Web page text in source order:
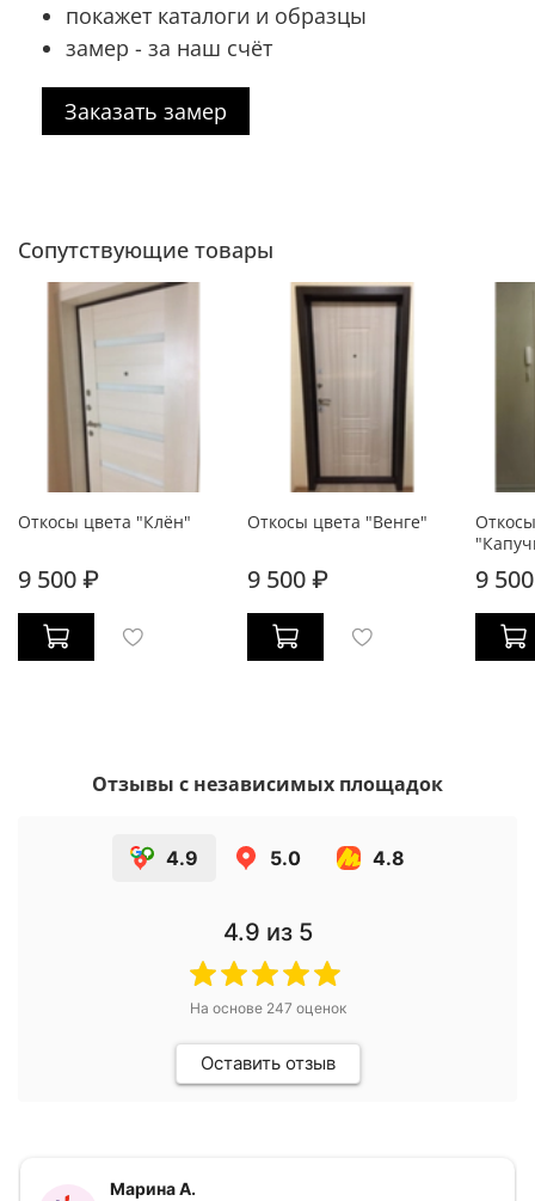
покажет каталоги и образцы
замер - за наш счёт
Заказать замер
Сопутствующие товары
Откосы цвета "Клён"
9 500 ₽
Откосы цвета "Венге"
9 500 ₽ 9
Отзывы с независимых площадок
4.9 5.0 4.8
4.9 из 5
На основе 247 оценок
Оставить отзыв
Марина А.